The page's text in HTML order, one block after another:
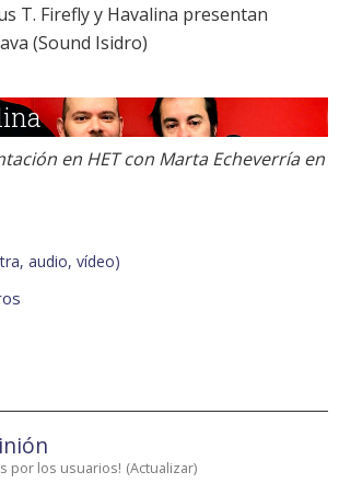
T. Firefly y Havalina presentan
(Sound Isidro)
en HET con Marta Echeverría en
audio, vídeo)
por los usuarios! (Actualizar)